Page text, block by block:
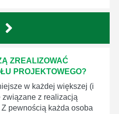
ZREALIZOWAĆ
PROJEKTOWEGO?
w każdej większej (i
z realizacją
pewnością każda osoba